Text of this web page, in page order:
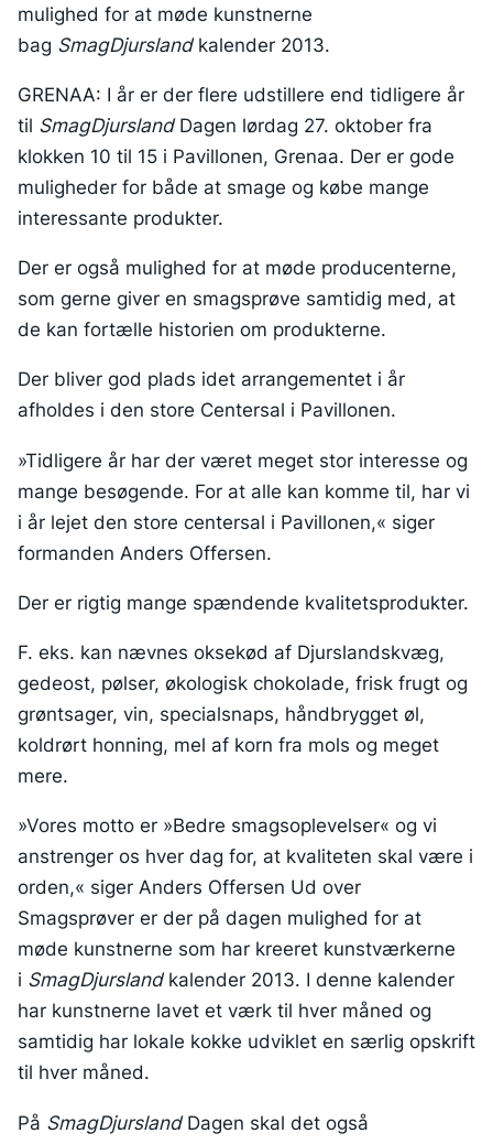
mulighed for at møde kunstnerne
bag SmagDjurslandkalender 2013.
GRENAA: I år er der flere udstillere end tidligere år
til SmagDjurslandDagen lørdag 27. oktober fra
klokken 10 til 15 i Pavillonen, Grenaa. Der er gode
muligheder for både at smage og købe mange
interessante produkter.
Der er også mulighed for at møde producenterne,
som gerne giver en smagsprøve samtidig med, at
de kan fortælle historien om produkterne.
Der bliver god plads idet arrangementet i år
afholdes i den store Centersal i Pavillonen.
»Tidligere år har der været meget stor interesse og
mange besøgende. For at alle kan komme til, har vi
i år lejet den store centersal i Pavillonen,« siger
formanden Anders Offersen.
Der er rigtig mange spændende kvalitetsprodukter.
F. eks. kan nævnes oksekød af Djurslandskvæg,
gedeost, pølser, økologisk chokolade, frisk frugt og
grøntsager, vin, specialsnaps, håndbrygget øl,
koldrørt honning, mel af korn fra mols og meget
mere.
»Vores motto er »Bedre smagsoplevelser« og vi
anstrenger os hver dag for, at kvaliteten skal være i
orden,« siger Anders Offersen Ud over
Smagsprøver er der på dagen mulighed for at
møde kunstnerne som har kreeret kunstværkerne
i SmagDjurslandkalender 2013. I denne kalender
har kunstnerne lavet et værk til hver måned og
samtidig har lokale kokke udviklet en særlig opskrift
til hver måned.
På SmagDjurslandDagen skal det også